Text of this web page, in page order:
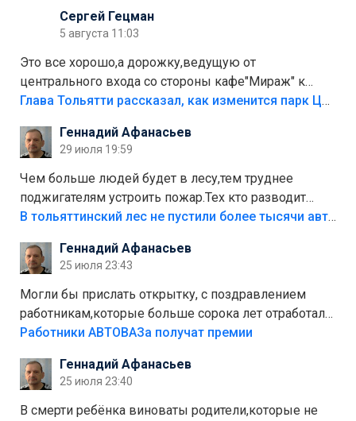
Сергей Гецман
5 августа 11:03
Это все хорошо,а дорожку,ведущую от
центрального входа со стороны кафе"Мираж" к
аттракционам слабо доделать?А то бордюры
лежала в парке и испортилась.Да еще,видимо,часть
украли.
Глава Тольятти рассказал, как изменится парк Центрального района
Геннадий Афанасьев
29 июля 19:59
Чем больше людей будет в лесу,тем труднее
поджигателям устроить пожар.Тех кто разводит
костры,тех надо безбожно штрафовать.Камер полно
Штрафы мизерные.
В тольяттинский лес не пустили более тысячи автомобилей
Геннадий Афанасьев
25 июля 23:43
Могли бы прислать открытку, с поздравлением
работникам,которые больше сорока лет отработали
на предприятии.
Работники АВТОВАЗа получат премии
Геннадий Афанасьев
25 июля 23:40
В смерти ребёнка виноваты родители,которые не